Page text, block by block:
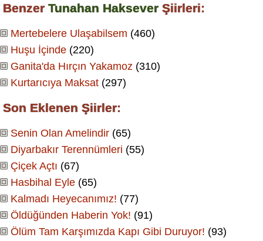
Benzer Tunahan Haksever Şiirleri:
Mertebelere Ulaşabilsem (460)
Huşu İçinde (220)
Ganita'da Hırçın Yakamoz (310)
Kurtarıcıya Maksat (297)
Son Eklenen Şiirler:
Senin Olan Amelindir (65)
Diyarbakır Terennümleri (55)
Çiçek Açtı (67)
Hasbihal Eyle (65)
Kalmadı Heyecanımız! (77)
Öldüğünden Haberin Yok! (91)
Ölüm Tam Karşımızda Kapı Gibi Duruyor! (93)